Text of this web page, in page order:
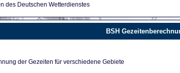
des Deutschen Wetterdienstes
BSH
der Gezeiten für verschiedene Gebiete